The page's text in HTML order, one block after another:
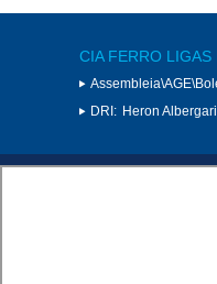
CIA FERRO LIGAS
DRI: Heron